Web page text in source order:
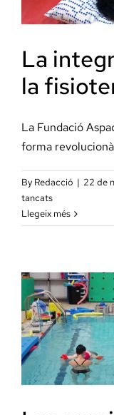
La
la
La Fundació
forma
By Redacció | 22 de
tancatsa
La
integració
i
fisioteràpia
Llegeix més